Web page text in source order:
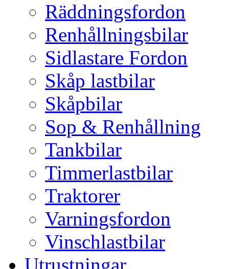
Räddningsfordon
Renhållningsbilar
Sidlastare Fordon
Skåp lastbilar
Skåpbilar
Sop & Renhållning
Tankbilar
Timmerlastbilar
Traktorer
Varningsfordon
Vinschlastbilar